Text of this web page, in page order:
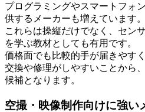
プログラミングやスマートフォ
供するメーカーも増えています。
これらは操縦だけでなく、セン
を学ぶ教材としても有用です。
価格面でも比較的手が届きやす
交換や修理がしやすいことから
候補となります。
空撮・映像制作向けに強い